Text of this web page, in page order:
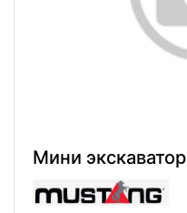
Мини экскаватор